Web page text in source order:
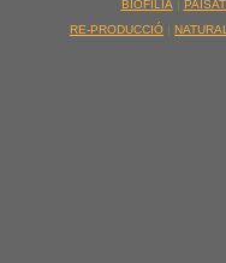
BIOFÍLIA |
RE-PRODUCCIÓ |